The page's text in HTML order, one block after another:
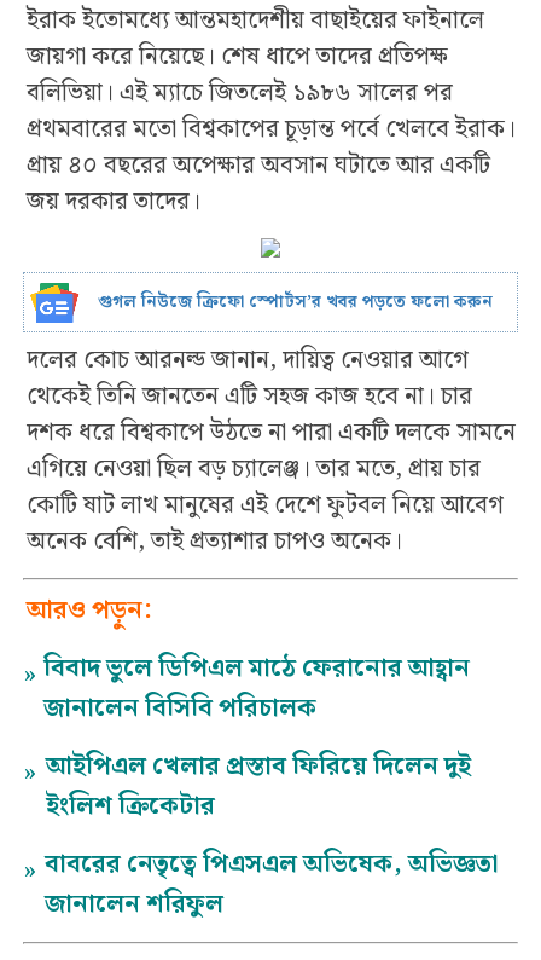
ইরাক ইতোমধ্যে আন্তমহাদেশীয় বাছাইয়ের ফাইনালে
জায়গা করে নিয়েছে। শেষ ধাপে তাদের প্রতিপক্ষ
বলিভিয়া। এই ম্যাচে জিতলেই ১৯৮৬ সালের পর
প্রথমবারের মতো বিশ্বকাপের চূড়ান্ত পর্বে খেলবে ইরাক।
প্রায় ৪০ বছরের অপেক্ষার অবসান ঘটাতে আর একটি
জয় দরকার তাদের।
গুগল নিউজে ক্রিফো স্পোর্টস’র খবর পড়তে ফলো করুন
দলের কোচ আরনল্ড জানান, দায়িত্ব নেওয়ার আগে
থেকেই তিনি জানতেন এটি সহজ কাজ হবে না। চার
দশক ধরে বিশ্বকাপে উঠতে না পারা একটি দলকে সামনে
এগিয়ে নেওয়া ছিল বড় চ্যালেঞ্জ। তার মতে, প্রায় চার
কোটি ষাট লাখ মানুষের এই দেশে ফুটবল নিয়ে আবেগ
অনেক বেশি, তাই প্রত্যাশার চাপও অনেক।
আরও পড়ুন:
» বিবাদ ভুলে ডিপিএল মাঠে ফেরানোর আহ্বান
জানালেন বিসিবি পরিচালক
» আইপিএল খেলার প্রস্তাব ফিরিয়ে দিলেন দুই
ইংলিশ ক্রিকেটার
» বাবরের নেতৃত্বে পিএসএল অভিষেক, অভিজ্ঞতা
জানালেন শরিফুল